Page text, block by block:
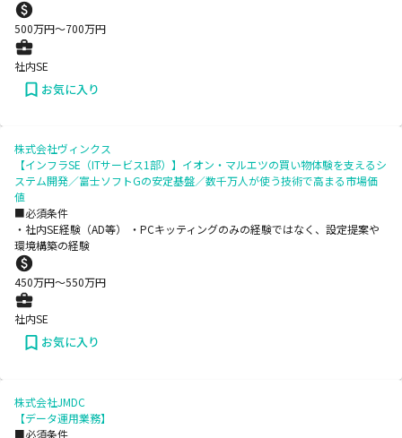
500万円〜700万円
社内SE
お気に入り
株式会社ヴィンクス
【インフラSE（ITサービス1部）】イオン・マルエツの買い物体験を支えるシ
ステム開発／富士ソフトGの安定基盤／数千万人が使う技術で高まる市場価
値
■必須条件
・社内SE経験（AD等） ・PCキッティングのみの経験ではなく、設定提案や
環境構築の経験
450万円〜550万円
社内SE
お気に入り
株式会社JMDC
【データ運用業務】
■必須条件